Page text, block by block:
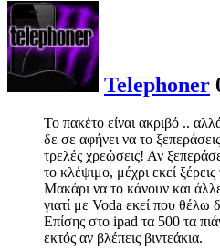
Telephoner
Το πακέτο είναι ακριβό ..
δε σε αφήνει να το
τρελές χρεώσεις! Αν
το κλέψιμο, μέχρι εκεί ξέρεις
Μακάρι να το κάνουν και
γιατί με Voda εκεί που θέλω
Επίσης στο ipad τα 500 τα
εκτός αν βλέπεις βιντεάκια.